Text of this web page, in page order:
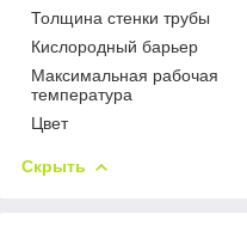
Толщина стенки трубы
Кислородный барьер
Максимальная рабочая
температура
Цвет
Скрыть